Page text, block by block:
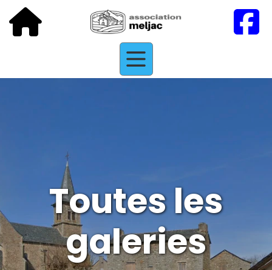
Toutes les
galeries